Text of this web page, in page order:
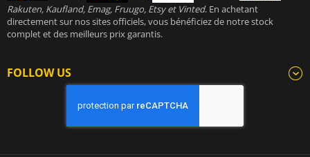
Rakuten, Kaufland, Emag, Fruugo, Etsy et Vinted. En achetant
directement sur nos sites officiels, vous bénéficiez de notre stock
complet et des meilleurs prix garantis.
FOLLOW US